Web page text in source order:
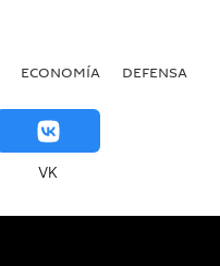
ECONOMÍA DEFENSA
VK